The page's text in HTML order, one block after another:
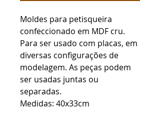
Moldes para petisqueira
confeccionado em MDF cru.
Para ser usado com placas, em
diversas configurações de
modelagem. As peças podem
ser usadas juntas ou
separadas.
Medidas: 40x33cm